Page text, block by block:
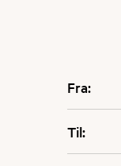
Fra:
Til: